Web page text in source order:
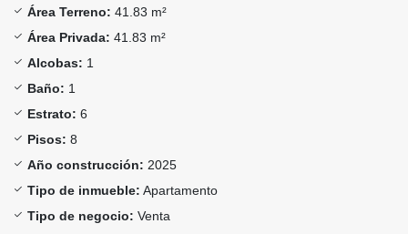
Área Terreno: 41.83 m²
Área Privada: 41.83 m²
Alcobas: 1
Baño: 1
Estrato: 6
Pisos: 8
Año construcción: 2025
Tipo de inmueble: Apartamento
Tipo de negocio: Venta